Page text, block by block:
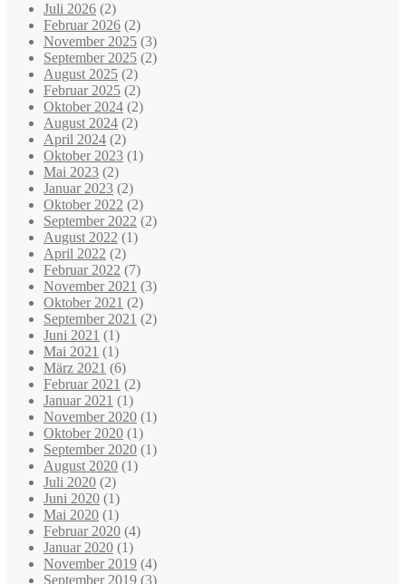
Juli 2026 (2)
Februar 2026 (2)
November 2025 (3)
September 2025 (2)
August 2025 (2)
Februar 2025 (2)
Oktober 2024 (2)
August 2024 (2)
April 2024 (2)
Oktober 2023 (1)
Mai 2023 (2)
Januar 2023 (2)
Oktober 2022 (2)
September 2022 (2)
August 2022 (1)
April 2022 (2)
Februar 2022 (7)
November 2021 (3)
Oktober 2021 (2)
September 2021 (2)
Juni 2021 (1)
Mai 2021 (1)
März 2021 (6)
Februar 2021 (2)
Januar 2021 (1)
November 2020 (1)
Oktober 2020 (1)
September 2020 (1)
August 2020 (1)
Juli 2020 (2)
Juni 2020 (1)
Mai 2020 (1)
Februar 2020 (4)
Januar 2020 (1)
November 2019 (4)
September 2019 (3)